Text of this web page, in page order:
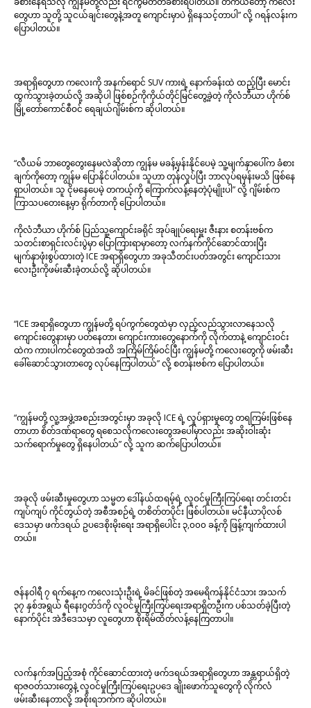
တွေဟာ သူတို့ သူငယ်ချင်းတွေနဲ့အတူ ကျောင်းမှာပဲ ရှိနေသင့်တာပါ” လို့ ဂရန်လန်းက
ပြောပါတယ်။
အရာရှိတွေဟာ ကလေးကို အနက်ရောင် SUV ကားရဲ့ နောက်ခန်းထဲ ထည့်ပြီး မောင်း
ထွက်သွားခဲ့တယ်လို့ အဆိုပါ ဖြစ်စဉ်ကိုကိုယ်တိုင်မြင်တွေ့ခဲ့တဲ့ ကိုလံဘီယာ ဟိုက်စ်
မြို့တော်ကောင်စီဝင် ရေချယ်ဂျိမ်းစ်က ဆိုပါတယ်။
“လီယမ် ဘာတွေတွေးနေမလဲဆိုတာ ကျွန်မ မခန့်မှန်းနိုင်ပေမဲ့ သူ့မျက်နှာပေါ်က ခံစား
ချက်ကိုတော့ ကျွန်မ ပြောနိုင်ပါတယ်။ သူဟာ တုန်လှုပ်ပြီး ဘာလုပ်ရမှန်းမသိ ဖြစ်နေ
ရှာပါတယ်။ သူ ငိုမနေပေမဲ့ တကယ့်ကို ကြောက်လန့်နေတဲ့ပုံမျိုးပါ” လို့ ဂျိမ်းစ်က
ကြာသပတေးနေ့မှာ ရိုက်တာကို ပြောပါတယ်။
ကိုလံဘီယာ ဟိုက်စ် ပြည်သူ့ကျောင်းခရိုင် အုပ်ချုပ်ရေးမှူး ဇီးနား စတန်းဗစ်က
သတင်းစာရှင်းလင်းပွဲမှာ ပြောကြားရာမှာတော့ လက်နက်ကိုင်ဆောင်ထားပြီး
မျက်နှာဖုံးစွပ်ထားတဲ့ ICE အရာရှိတွေဟာ အခုသီတင်းပတ်အတွင်း ကျောင်းသား
လေးဦးကိုဖမ်းဆီးခဲ့တယ်လို့ ဆိုပါတယ်။
“ICE အရာရှိတွေဟာ ကျွန်မတို့ ရပ်ကွက်တွေထဲမှာ လှည့်လည်သွားလာနေသလို
ကျောင်းတွေနားမှာ ပတ်နေတာ၊ ကျောင်းကားတွေနောက်ကို လိုက်တာနဲ့ ကျောင်းဝင်း
ထဲက ကားပါကင်တွေထဲအထိ အကြိမ်ကြိမ်ဝင်ပြီး ကျွန်မတို့ ကလေးတွေကို ဖမ်းဆီး
ခေါ်ဆောင်သွားတာတွေ လုပ်နေကြပါတယ်” လို့ စတန်းဗစ်က ပြောပါတယ်။
“ကျွန်မတို့ လူ့အဖွဲ့အစည်းအတွင်းမှာ အခုလို ICE ရဲ့ လှုပ်ရှားမှုတွေ တရကြမ်းဖြစ်နေ
တာဟာ စိတ်ဒဏ်ရာတွေ ရစေသလိုကလေးတွေအပေါ်မှာလည်း အဆိုးဝါးဆုံး
သက်ရောက်မှုတွေ ရှိနေပါတယ်” လို့ သူက ဆက်ပြောပါတယ်။
အခုလို ဖမ်းဆီးမှုတွေဟာ သမ္မတ ဒေါ်နယ်ထရမ့်ရဲ့ လူဝင်မှုကြီးကြပ်ရေး တင်းတင်း
ကျပ်ကျပ် ကိုင်တွယ်တဲ့ အစီအစဉ်ရဲ့ တစိတ်တပိုင်း ဖြစ်ပါတယ်။ မင်နီယာပိုလစ်
ဒေသမှာ ဖက်ဒရယ် ဥပဒေစိုးမိုးရေး အရာရှိပေါင်း ၃,၀၀၀ ခန့်ကို ဖြန့်ကျက်ထားပါ
တယ်။
ဇန်နဝါရီ ၇ ရက်နေ့က ကလေးသုံးဦးရဲ့ မိခင်ဖြစ်တဲ့ အမေရိကန်နိုင်ငံသား အသက်
၃၇ နှစ်အရွယ် ရီနေးဂွတ်ဒ်ကို လူဝင်မှုကြီးကြပ်ရေးအရာရှိတဦးက ပစ်သတ်ခဲ့ပြီးတဲ့
နောက်ပိုင်း အဲဒီဒေသမှာ လူတွေဟာ စိုးရိမ်ထိတ်လန့်နေကြတာပါ။
လက်နက်အပြည့်အစုံ ကိုင်ဆောင်ထားတဲ့ ဖက်ဒရယ်အရာရှိတွေဟာ အန္တရာယ်ရှိတဲ့
ရာဇဝတ်သားတွေနဲ့ လူဝင်မှုကြီးကြပ်ရေးဥပဒေ ချိုးဖောက်သူတွေကို လိုက်လံ
ဖမ်းဆီးနေတာလို့ အစိုးရဘက်က ဆိုပါတယ်။